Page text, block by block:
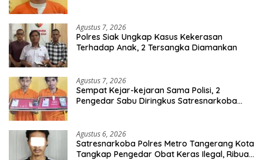
Agustus 7, 2026
Polres Siak Ungkap Kasus Kekerasan
Terhadap Anak, 2 Tersangka Diamankan
Agustus 7, 2026
Sempat Kejar-kejaran Sama Polisi, 2
Pengedar Sabu Diringkus Satresnarkoba
Agustus 6, 2026
Satresnarkoba Polres Metro Tangerang Kota
Tangkap Pengedar Obat Keras Ilegal, Ribuan